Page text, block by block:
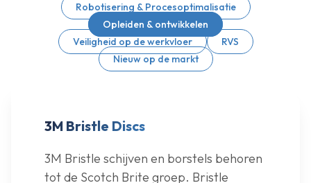
Robotisering & Procesoptimalisatie
Opleiden & ontwikkelen
Veiligheid op de werkvloer
RVS
Nieuw op de markt
3M Bristle Discs
3M Bristle schijven en borstels behoren
tot de Scotch Brite groep. Bristle